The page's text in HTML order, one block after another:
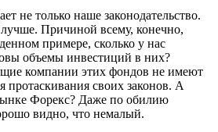
не только наше законодательство.
Причиной всему, конечно,
примере, сколько у нас
объемы инвестиций в них?
компании этих фондов не имеют
протаскивания своих законов. А
Форекс? Даже по обилию
видно, что немалый.